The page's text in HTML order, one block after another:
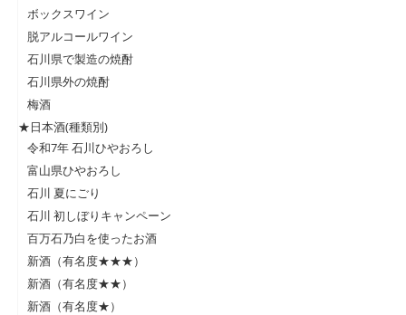
ボックスワイン
脱アルコールワイン
石川県で製造の焼酎
石川県外の焼酎
梅酒
★日本酒(種類別)
令和7年 石川ひやおろし
富山県ひやおろし
石川 夏にごり
石川 初しぼりキャンペーン
百万石乃白を使ったお酒
新酒（有名度★★★）
新酒（有名度★★）
新酒（有名度★）